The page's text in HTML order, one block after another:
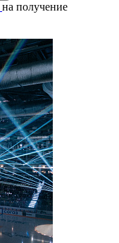
на получение